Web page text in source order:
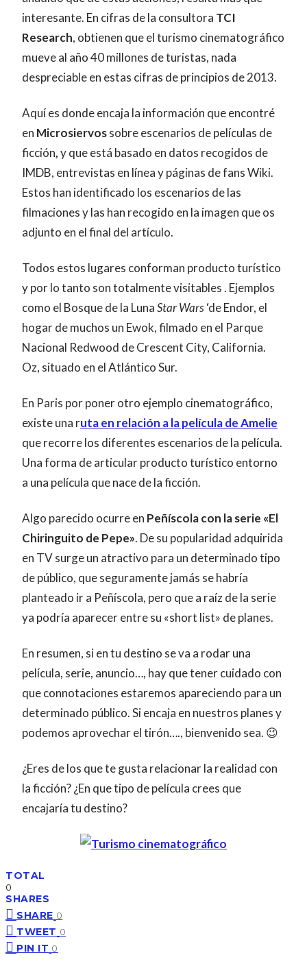
interesante. En cifras de la consultora TCI
Research, obtienen que el turismo cinematográfico
mueve al año 40 millones de turistas, nada
despreciable en estas cifras de principios de 2013.
Aquí es donde encaja la información que encontré
en Microsiervossobre escenarios de películas de
ficción,y que está basado en datos recogidos de
IMDB, entrevistas en línea y páginas de fans Wiki.
Estos han identificado los escenarios de las
filmaciones y las han recogido en la imagen que os
adjunto en el final del artículo.
Todos estos lugares conforman producto turístico
y por lo tanto son totalmente visitables . Ejemplos
como el Bosque de la LunaStar Wars‘de Endor, el
hogar de muchos un Ewok, filmado en el Parque
Nacional Redwood de Crescent City, California.
Oz, situado en el Atlántico Sur.
En Paris por poner otro ejemplo cinematográfico,
existe una ruta en relación a la película de Amelie
que recorre los diferentes escenarios de la película.
Una forma de articular producto turístico entorno
a una película que nace de la ficción.
Algo parecido ocurre en Peñíscola con la serie «El
Chiringuito de Pepe». De su popularidad adquirida
en TV surge un atractivo para un determinado tipo
de público, que seguramente jamás se habría
planteado ir a Peñíscola, pero que a raíz de la serie
ya podría aparecer entre su «short list» de planes.
En resumen, si en tu destino se va a rodar una
película, serie, anuncio…, hay que tener cuidado con
que connotaciones estaremos apareciendo para un
determinado público. Si encaja en nuestros planes y
podemos aprovechar el tirón…., bienvenido sea. 😉
¿Eres de los que te gusta relacionar la realidad con
la ficción? ¿En que tipo de película crees que
encajaría tu destino?
TOTAL
0
SHARES
SHARE 0
TWEET 0
PIN IT 0